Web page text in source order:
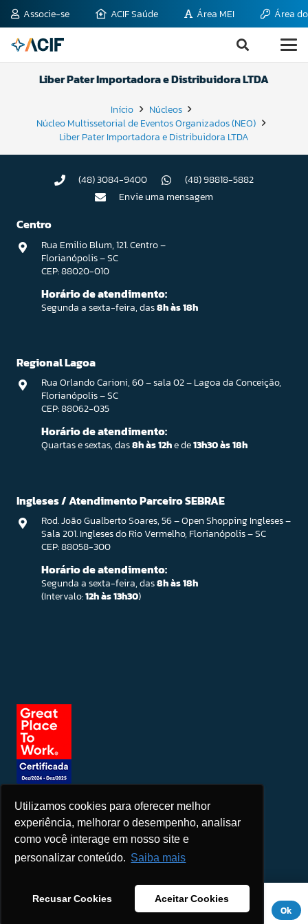
Utilizamos cookies para oferecer melhor
experiência, melhorar o desempenho, analisar
como você interage em nosso site e
personalizar conteúdo. Saiba mais
Recusar Cookies Aceitar Cookies
Associe-se ACIF Saúde Área MEI Área
Liber Pater Importadora e Distribuidora LTDA
Início
Núcleos
Núcleo Multissetorial de Eventos Organizados (NEO)
Liber Pater Importadora e Distribuidora LTDA
(48) 3084-9400
(48) 98818-5882
Envie uma mensagem
Centro
Rua Emilio Blum, 121. Centro –
Florianópolis – SC
CEP: 88020-010
Horário de atendimento:
Segunda a sexta-feira, das8h às 18h
Regional Lagoa
Rua Orlando Carioni, 60 – sala 02 – Lagoa da Conceição,
Florianópolis – SC
CEP: 88062-035
Horário de atendimento:
Quartas e sextas, das8h às 12he de13h30 às 18h
Ingleses / Atendimento Parceiro SEBRAE
Rod. João Gualberto Soares, 56 – Open Shopping Ingleses –
Sala 201. Ingleses do Rio Vermelho, Florianópolis – SC
CEP: 88058-300
Horário de atendimento:
Segunda a sexta-feira, das8h às 18h
(Intervalo:12h às 13h30)
Seja um patrocinador
Este site usa cookies para melhorar sua experiência. Se você
continuar a usar este site, você concorda com ele.Aviso de
Ok